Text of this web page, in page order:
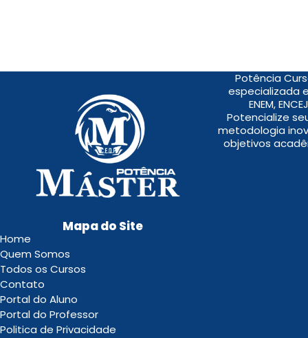
Potência
especializada
ENEM,
Potencialize
metodologia
objetivos
Mapa do Site
Home
Quem Somos
Todos os Cursos
Contato
Portal do Aluno
Portal do Professor
Politica de Privacidade